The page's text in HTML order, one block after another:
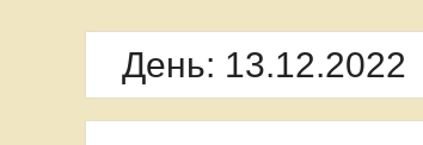
День: 13.12.2022